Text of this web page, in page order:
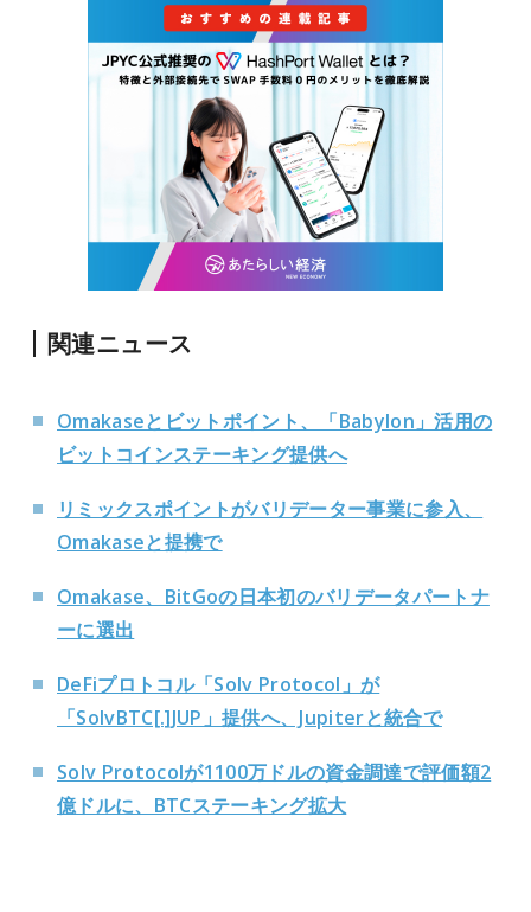
関連ニュース
Omakaseとビットポイント、「Babylon」活用の
ビットコインステーキング提供へ
リミックスポイントがバリデーター事業に参入、
Omakaseと提携で
Omakase、BitGoの日本初のバリデータパートナ
ーに選出
DeFiプロトコル「Solv Protocol」が
「SolvBTC[.]JUP」提供へ、Jupiterと統合で
Solv Protocolが1100万ドルの資金調達で評価額2
億ドルに、BTCステーキング拡大